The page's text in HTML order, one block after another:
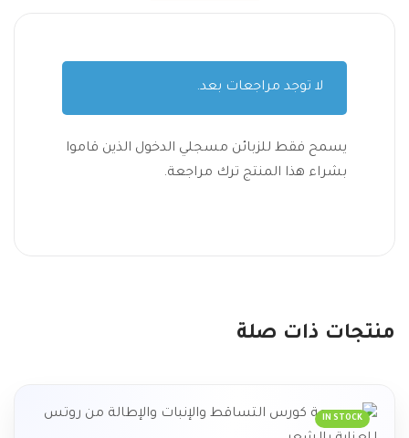
لا توجد مراجعات بعد.
يسمح فقط للزبائن مسجلي الدخول الذين قاموا
بشراء هذا المنتج ترك مراجعة.
منتجات ذات صلة
IN STOCK